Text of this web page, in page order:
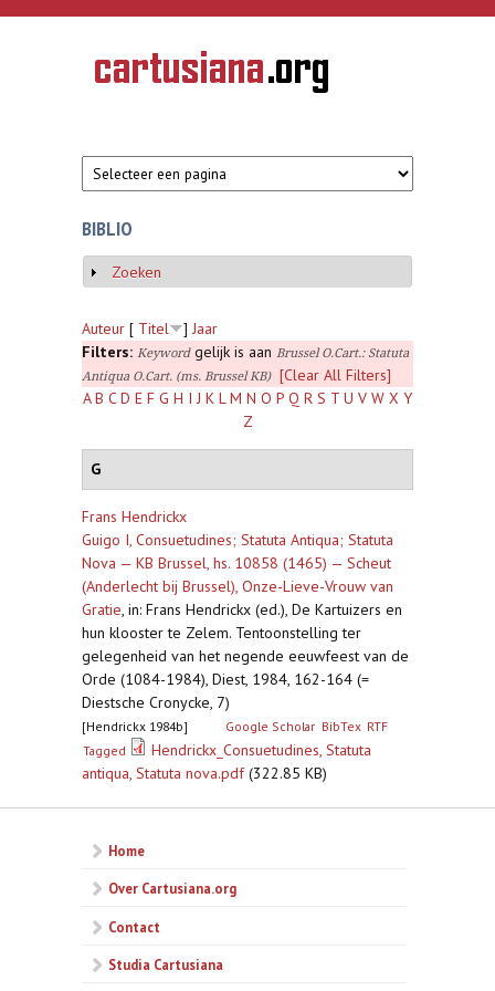
Overslaan en naar de inhoud gaan
CARTUSIANA
Geschiedenis
van de
BIBLIO
Weergeven
Zoeken
Auteur [ Titel ] Jaar
Filters: Keywordgelijk is aan Brussel O.Cart.: Statuta
Antiqua O.Cart. (ms. Brussel KB)
[Clear All Filters]
A B C D E F G H I J K L M N O P Q R S T U V W X Y
Z
G
Frans Hendrickx
Guigo I, Consuetudines; Statuta Antiqua; Statuta
Nova — KB Brussel, hs. 10858 (1465) — Scheut
(Anderlecht bij Brussel), Onze-Lieve-Vrouw van
Gratie, in: Frans Hendrickx (ed.), De Kartuizers en
hun klooster te Zelem. Tentoonstelling ter
gelegenheid van het negende eeuwfeest van de
Orde (1084-1984), Diest, 1984, 162-164 (=
Diestsche Cronycke, 7)
[Hendrickx 1984b] Google Scholar BibTex RTF
Tagged
Hendrickx_Consuetudines, Statuta
antiqua, Statuta nova.pdf(322.85 KB)
Home
Over Cartusiana.org
Contact
Studia Cartusiana